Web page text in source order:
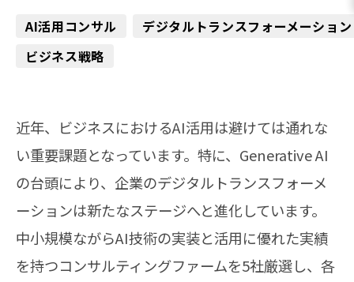
AI活用コンサル
デジタルトランスフォーメーション
ビジネス戦略
近年、ビジネスにおけるAI活用は避けては通れな
い重要課題となっています。特に、Generative AI
の台頭により、企業のデジタルトランスフォーメ
ーションは新たなステージへと進化しています。
中小規模ながらAI技術の実装と活用に優れた実績
を持つコンサルティングファームを5社厳選し、各